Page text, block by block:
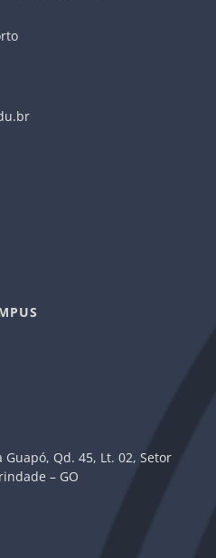
Qd. 45, Lt. 02, Setor
– GO